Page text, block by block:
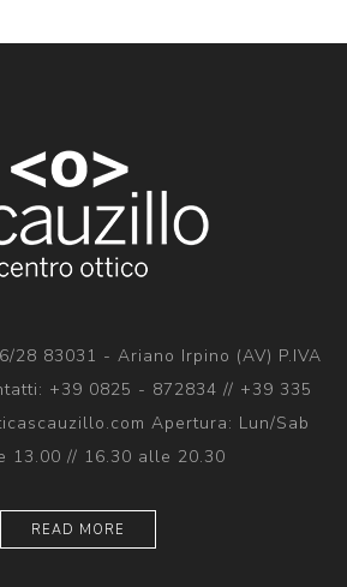
28 83031 - Ariano Irpino (AV) P.IVA
+39 0825 - 872834 // +39 335
Apertura: Lun/Sab
13.00 // 16.30 alle 20.30
READ MORE